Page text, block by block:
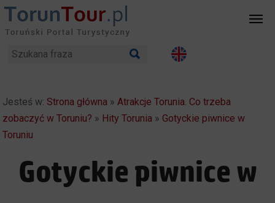
Jesteś w: Strona główna »Atrakcje Torunia. Co trzeba
zobaczyć w Toruniu? » Hity Torunia » Gotyckie piwnice w
Toruniu
Gotyckie piwnice w